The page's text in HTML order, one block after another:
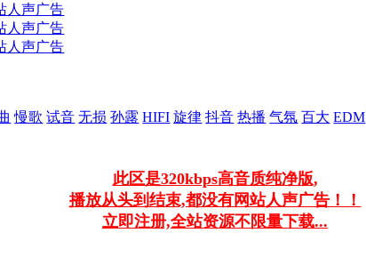
人声广告
人声广告
人声广告
慢歌 试音 无损 孙露 HIFI 旋律 抖音 热播 气氛 百大 EDM
此区是320kbps高音质纯净版,
播放从头到结束,都没有网站人声广告！！
立即注册,全站资源不限量下载...